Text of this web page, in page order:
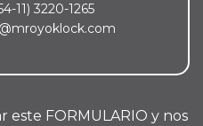
11) 3220-1265
FORMULARIO y nos